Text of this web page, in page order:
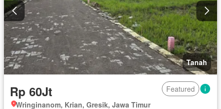
Tanah
Rp 60Jt
Featured
Wringinanom, Krian, Gresik, Jawa Timur